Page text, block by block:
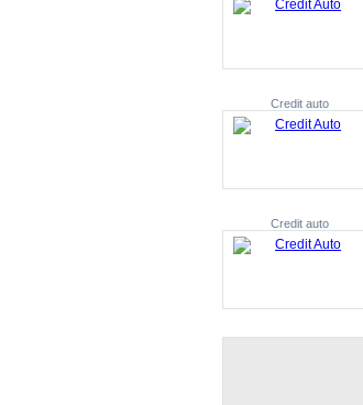
Credit auto
Credit auto